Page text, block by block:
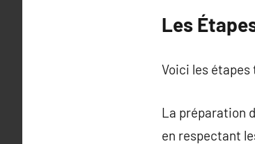
Les
Voici les étapes
La préparation
en respectant